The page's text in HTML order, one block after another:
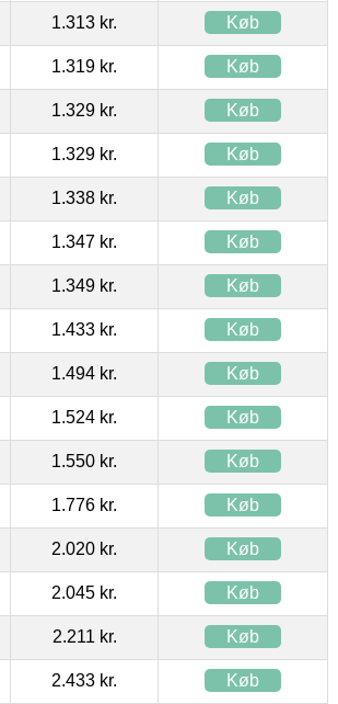
1.313 kr. Køb
1.319 kr. Køb
1.329 kr. Køb
1.329 kr. Køb
1.338 kr. Køb
1.347 kr. Køb
1.349 kr. Køb
1.433 kr. Køb
1.494 kr. Køb
1.524 kr. Køb
1.550 kr. Køb
1.776 kr. Køb
2.020 kr. Køb
2.045 kr. Køb
2.211 kr. Køb
2.433 kr. Køb